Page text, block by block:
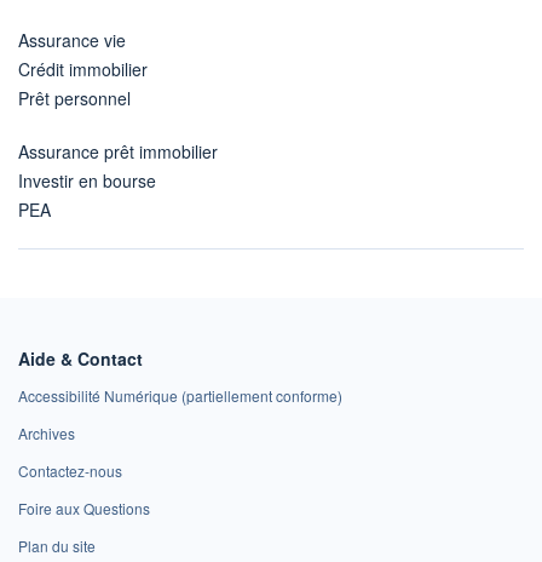
Assurance vie
Crédit immobilier
Prêt personnel
Assurance prêt immobilier
Investir en bourse
PEA
Aide & Contact
Accessibilité Numérique (partiellement conforme)
Archives
Contactez-nous
Foire aux Questions
Plan du site